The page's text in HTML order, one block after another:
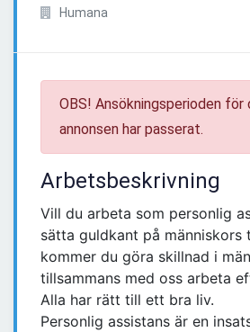
Humana
OBS! Ansökningsperioden för
annonsen har passerat.
Arbetsbeskrivning
Vill du arbeta som personlig
sätta guldkant på människors
kommer du göra skillnad i
tillsammans med oss arbeta
Alla har rätt till ett bra liv.
Personlig assistans är en